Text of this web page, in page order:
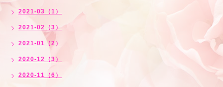
2021-03（1）
2021-02（3）
2021-01（2）
2020-12（3）
2020-11（6）